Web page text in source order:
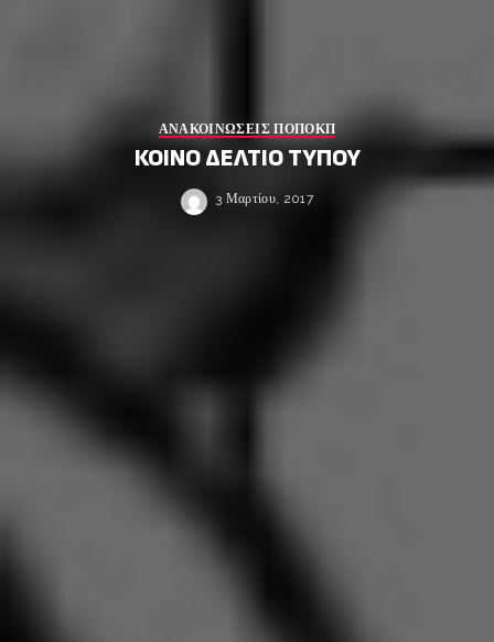
ΑΝΑΚΟΙΝΩΣΕΙΣ ΠΟΠΟΚΠ
ΚΟΙΝΟ ΔΕΛΤΙΟ ΤΥΠΟΥ
3 Μαρτίου, 2017